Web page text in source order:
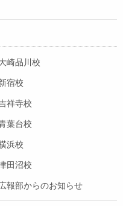
崎品川校
宿校
祥寺校
葉台校
浜校
田沼校
報部からのお知らせ